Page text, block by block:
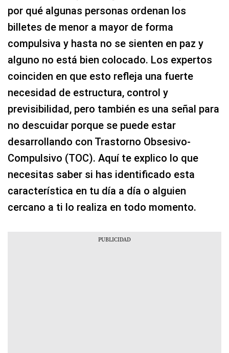
por qué algunas personas ordenan los
billetes de menor a mayor de forma
compulsiva y hasta no se sienten en paz y
alguno no está bien colocado. Los expertos
coinciden en que esto refleja una fuerte
necesidad de estructura, control y
previsibilidad, pero también es una señal para
no descuidar porque se puede estar
desarrollando con Trastorno Obsesivo-
Compulsivo (TOC). Aquí te explico lo que
necesitas saber si has identificado esta
característica en tu día a día o alguien
cercano a ti lo realiza en todo momento.